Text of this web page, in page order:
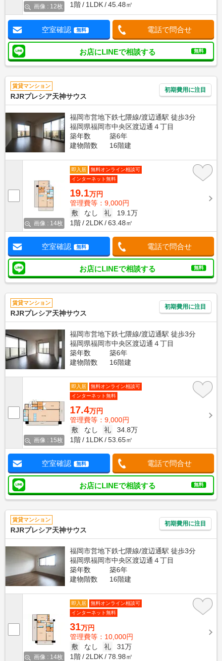
画像 : 12枚
1階
1LDK 45.48㎡
空室確認 無料 電話で問合せ
お店にLINEで相談する 無料
賃貸マンション
RJRプレシア天神サウス
初期費用に注目
福岡市営地下鉄七隈線/渡辺通駅 徒歩3分
福岡県福岡市中央区渡辺通４丁目
築年数
築6年
建物階数
16階建
画像 : 14枚
即入居
無料オンライン相談可
インターネット無料
19.1万円
管理費等：9,000円
敷
なし 礼
19.1万
1階
2LDK 63.48㎡
空室確認 無料 電話で問合せ
お店にLINEで相談する 無料
賃貸マンション
RJRプレシア天神サウス
初期費用に注目
福岡市営地下鉄七隈線/渡辺通駅 徒歩3分
福岡県福岡市中央区渡辺通４丁目
築年数
築6年
建物階数
16階建
画像 : 15枚
即入居
無料オンライン相談可
インターネット無料
17.4万円
管理費等：9,000円
敷
なし 礼
34.8万
1階
1LDK 53.65㎡
空室確認 無料 電話で問合せ
お店にLINEで相談する 無料
賃貸マンション
RJRプレシア天神サウス
初期費用に注目
福岡市営地下鉄七隈線/渡辺通駅 徒歩3分
福岡県福岡市中央区渡辺通４丁目
築年数
築6年
建物階数
16階建
画像 : 14枚
即入居
無料オンライン相談可
インターネット無料
31万円
管理費等：10,000円
敷
なし 礼
31万
1階
2LDK 78.98㎡